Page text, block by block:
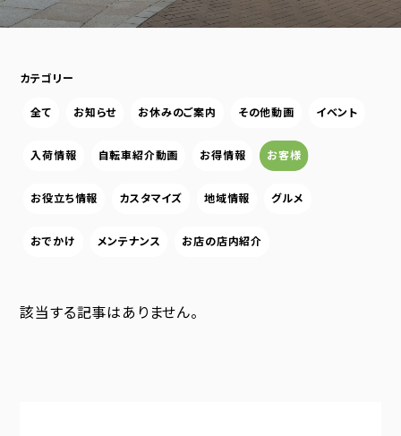
カテゴリー
全て お知らせ お休みのご案内 その他動画 イベント
入荷情報 自転車紹介動画 お得情報 お客様
お役立ち情報 カスタマイズ 地域情報 グルメ
おでかけ メンテナンス お店の店内紹介
該当する記事はありません。